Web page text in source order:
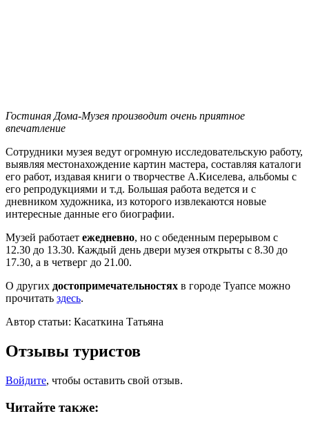
Гостиная Дома-Музея производит очень приятное
впечатление
Сотрудники музея ведут огромную исследовательскую работу,
выявляя местонахождение картин мастера, составляя каталоги
его работ, издавая книги о творчестве А.Киселева, альбомы с
его репродукциями и т.д. Большая работа ведется и с
дневником художника, из которого извлекаются новые
интересные данные его биографии.
Музей работает ежедневно, но с обеденным перерывом с
12.30 до 13.30. Каждый день двери музея открыты с 8.30 до
17.30, а в четверг до 21.00.
О других достопримечательностях в городе Туапсе можно
прочитать здесь.
Автор статьи: Касаткина Татьяна
Отзывы туристов
Войдите, чтобы оставить свой отзыв.
Читайте также: